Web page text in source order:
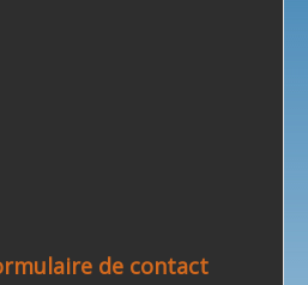
du
de contact